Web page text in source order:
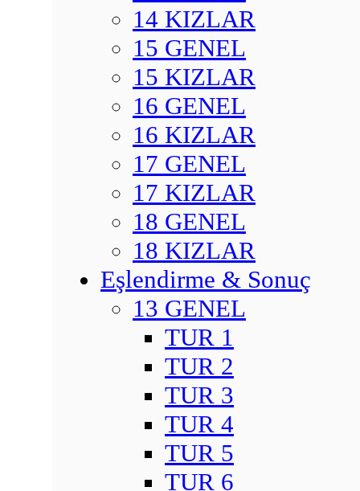
14 KIZLAR
15 GENEL
15 KIZLAR
16 GENEL
16 KIZLAR
17 GENEL
17 KIZLAR
18 GENEL
18 KIZLAR
Eşlendirme & Sonuç
13 GENEL
TUR 1
TUR 2
TUR 3
TUR 4
TUR 5
TUR 6